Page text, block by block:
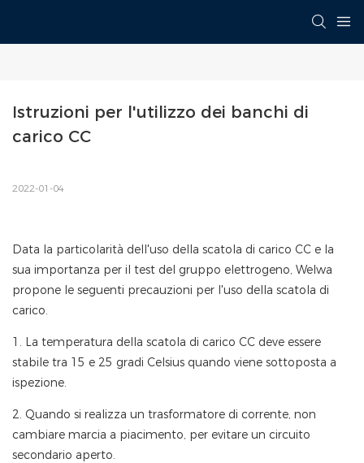
Istruzioni per l'utilizzo dei banchi di
carico CC
2022-01-04
Data la particolarità dell'uso della scatola di carico CC e la
sua importanza per il test del gruppo elettrogeno, Welwa
propone le seguenti precauzioni per l'uso della scatola di
carico.
1. La temperatura della scatola di carico CC deve essere
stabile tra 15 e 25 gradi Celsius quando viene sottoposta a
ispezione.
2. Quando si realizza un trasformatore di corrente, non
cambiare marcia a piacimento, per evitare un circuito
secondario aperto.